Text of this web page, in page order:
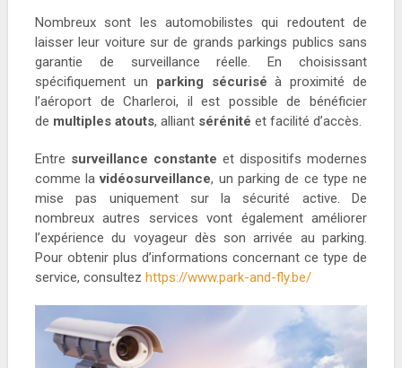
Nombreux sont les automobilistes qui redoutent de
laisser leur voiture sur de grands parkings publics sans
garantie de surveillance réelle. En choisissant
spécifiquement un parking sécurisé à proximité de
l’aéroport de Charleroi, il est possible de bénéficier
de multiples atouts, alliant sérénité et facilité d’accès.
Entre surveillance constante et dispositifs modernes
comme lavidéosurveillance, un parking de ce type ne
mise pas uniquement sur la sécurité active. De
nombreux autres services vont également améliorer
l’expérience du voyageur dès son arrivée au parking.
Pour obtenir plus d’informations concernant ce type de
service, consultez https://www.park-and-fly.be/